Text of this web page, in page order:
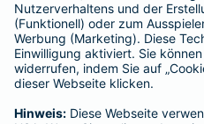
Für Lebens- und
Verein
Postfach 080632, 10006 Berlin
Für private Krankenversicherungen:
Ombudsmann für private